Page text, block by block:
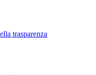
trasparenza